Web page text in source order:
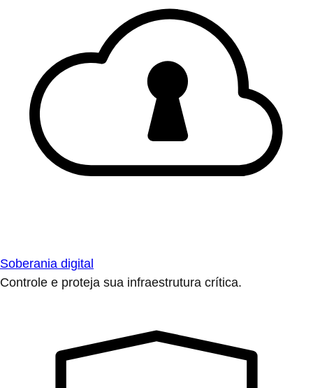
Soberania digital
Controle e proteja sua infraestrutura crítica.